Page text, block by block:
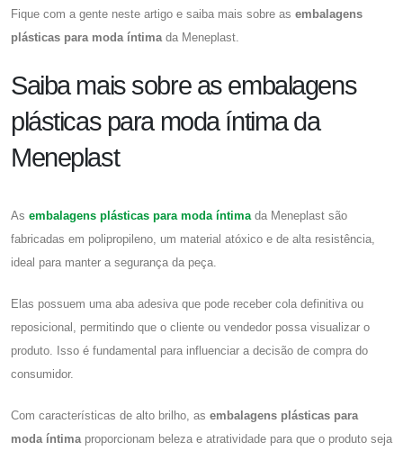
Fique com a gente neste artigo e saiba mais sobre as embalagens
plásticas para moda íntimada Meneplast.
Saiba mais sobre as embalagens
plásticas para moda íntima da
Meneplast
As embalagens plásticas para moda íntimada Meneplast são
fabricadas em polipropileno, um material atóxico e de alta resistência,
ideal para manter a segurança da peça.
Elas possuem uma aba adesiva que pode receber cola definitiva ou
reposicional, permitindo que o cliente ou vendedor possa visualizar o
produto. Isso é fundamental para influenciar a decisão de compra do
consumidor.
Com características de alto brilho, as embalagens plásticas para
moda íntimaproporcionam beleza e atratividade para que o produto seja